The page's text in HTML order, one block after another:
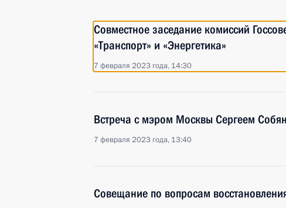
Совместное заседание комиссий
«Транспорт» и «Энергетика»
7 февраля 2023 года, 14:30
Встреча с мэром Москвы Сергеем
7 февраля 2023 года, 13:40
Совещание по вопросам